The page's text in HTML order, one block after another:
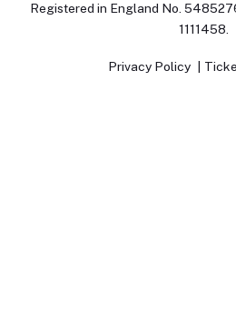
Registered in England No.
1111458.
Privacy Policy